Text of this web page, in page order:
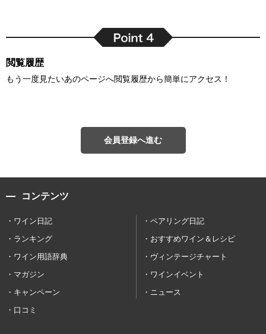
閲覧履歴
もう一度見たいあのページへ閲覧履歴から簡単にアクセス！
会員登録へ進む
コンテンツ
ワイン日記
ペアリング日記
ランキング
おすすめワイン＆レシピ
ワイン用語辞典
ヴィンテージチャート
マガジン
ワインイベント
キャンペーン
ニュース
口コミ